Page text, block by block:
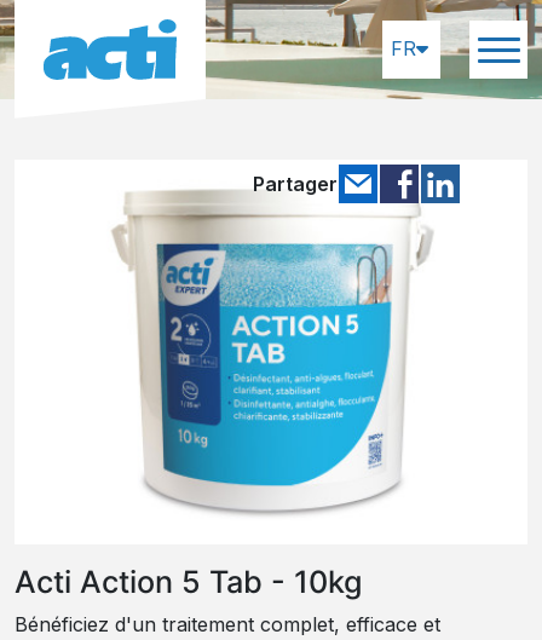
FR
Acti Action 5 Tab - 10kg
Bénéficiez d'un traitement complet, efficace et
Partager